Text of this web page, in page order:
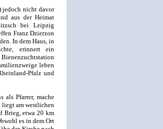
jedoch nicht davor
aus der Heimat
bei Leipzig
Franz Dzierzon
In dem Haus, in
erinnert ein
leben
Pfalz und
als Pfarrer, mache
am westlichen
Brieg, etwa 20 km
es in dem Ort